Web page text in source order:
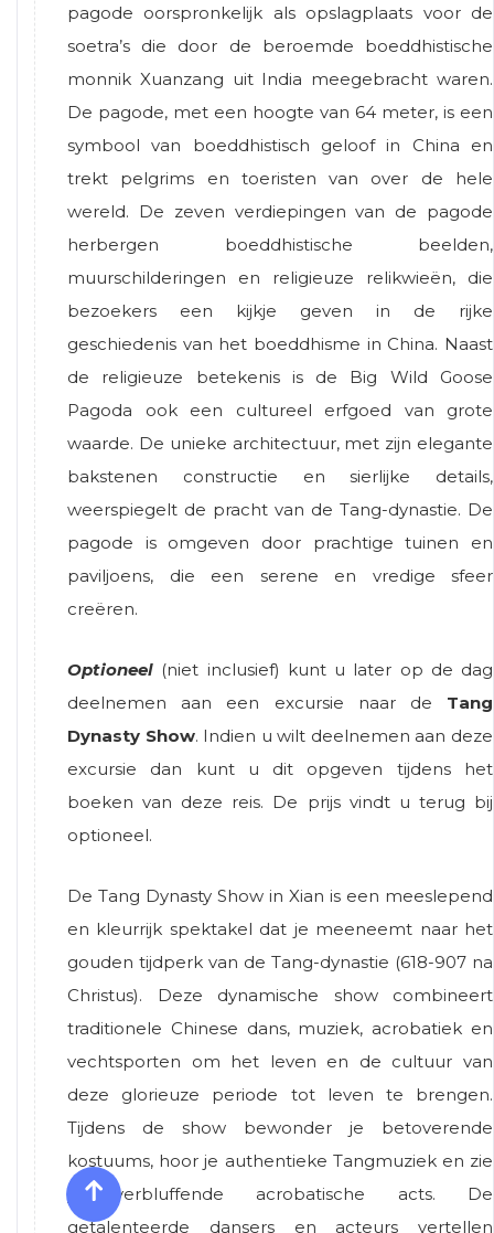
pagode oorspronkelijk als opslagplaats voor de
soetra’s die door de beroemde boeddhistische
monnik Xuanzang uit India meegebracht waren.
De pagode, met een hoogte van 64 meter, is een
symbool van boeddhistisch geloof in China en
trekt pelgrims en toeristen van over de hele
wereld. De zeven verdiepingen van de pagode
herbergen boeddhistische beelden,
muurschilderingen en religieuze relikwieën, die
bezoekers een kijkje geven in de rijke
geschiedenis van het boeddhisme in China. Naast
de religieuze betekenis is de Big Wild Goose
Pagoda ook een cultureel erfgoed van grote
waarde. De unieke architectuur, met zijn elegante
bakstenen constructie en sierlijke details,
weerspiegelt de pracht van de Tang-dynastie. De
pagode is omgeven door prachtige tuinen en
paviljoens, die een serene en vredige sfeer
creëren.
Optioneel (niet inclusief) kunt u later op de dag
deelnemen aan een excursie naar de Tang
Dynasty Show. Indien u wilt deelnemen aan deze
excursie dan kunt u dit opgeven tijdens het
boeken van deze reis. De prijs vindt u terug bij
optioneel.
De Tang Dynasty Show in Xian is een meeslepend
en kleurrijk spektakel dat je meeneemt naar het
gouden tijdperk van de Tang-dynastie (618-907 na
Christus). Deze dynamische show combineert
traditionele Chinese dans, muziek, acrobatiek en
vechtsporten om het leven en de cultuur van
deze glorieuze periode tot leven te brengen.
Tijdens de show bewonder je betoverende
kostuums, hoor je authentieke Tangmuziek en zie
je verbluffende acrobatische acts. De
getalenteerde dansers en acteurs vertellen